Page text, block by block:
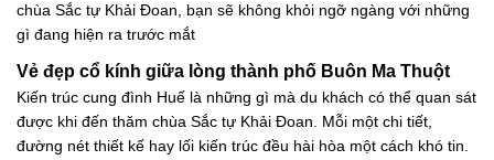
chùa Sắc tự Khải Đoan, bạn sẽ không khỏi ngỡ ngàng với những
gì đang hiện ra trước mắt
Vẻ đẹp cổ kính giữa lòng thành phố Buôn Ma Thuột
Kiến trúc cung đình Huế là những gì mà du khách có thể quan sát
được khi đến thăm chùa Sắc tự Khải Đoan. Mỗi một chi tiết,
đường nét thiết kế hay lối kiến trúc đều hài hòa một cách khó tin.